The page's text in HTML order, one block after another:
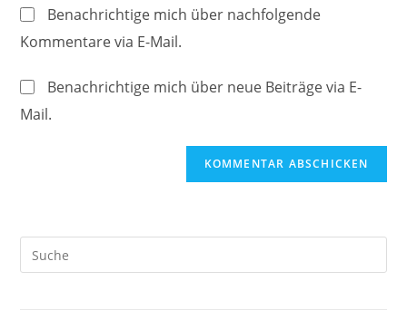
ein
zum
Kommentieren
Website-
URL
ein
Benachrichtige mich über nachfolgende
Kommentare via E-Mail.
Benachrichtige mich über neue Beiträge via E-
Mail.